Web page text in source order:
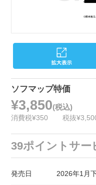
ソフマップ特価
¥3,850(税込)
消費税¥350 税抜
39ポイントサー
発売日 2026年1月